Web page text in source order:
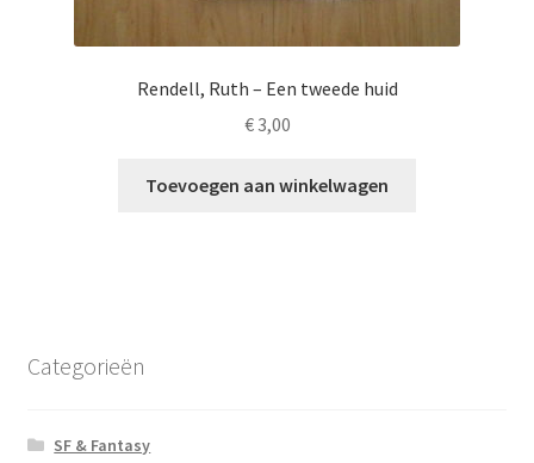
Rendell, Ruth – Een tweede huid
€3,00
Toevoegen aan winkelwagen
Categorieën
SF & Fantasy